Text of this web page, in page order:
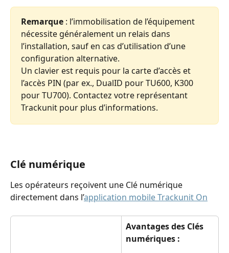
Remarque : l’immobilisation de l’équipement
nécessite généralement un relais dans
l’installation, sauf en cas d’utilisation d’une
configuration alternative.
Un clavier est requis pour la carte d’accès et
l’accès PIN (par ex., DualID pour TU600, K300
pour TU700). Contactez votre représentant
Trackunit pour plus d’informations.
Clé numérique
Les opérateurs reçoivent une Clé numérique
directement dans l’application mobile Trackunit On
Avantages des Clés
numériques :